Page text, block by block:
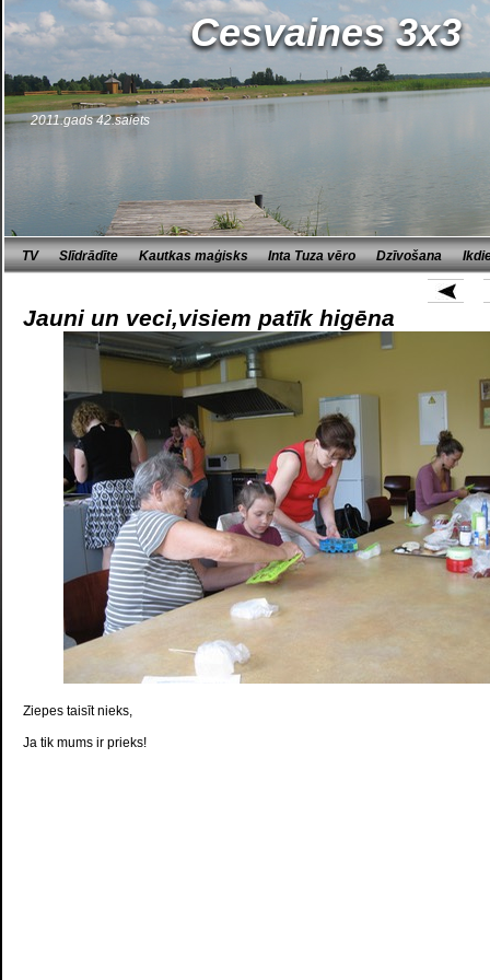
Cesvaines 3x3
2011.gads 42.saiets
TV Slīdrādīte Kautkas maģisks Inta Tuza vēro Dzīvošana
Jauni un veci,visiem patīk higēna
Ziepes taisīt nieks,
Ja tik mums ir prieks!